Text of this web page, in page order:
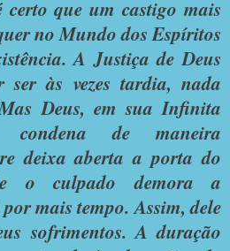
que um castigo mais
no Mundo dos Espíritos
A Justiça de Deus
às vezes tardia, nada
Deus, em sua Infinita
condena de maneira
deixa aberta a porta do
o culpado demora a
mais tempo. Assim, dele
sofrimentos. A duração